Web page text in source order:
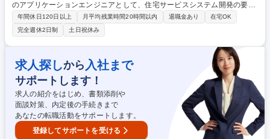
のアプリケーションエンジニアとして、住宅サービスシステム開発の要件
定義からお任せ予定です。 【当社について】https://www.witc.co.jp/si-c/
・大学向けシステム開発 ・医療向けパッケージソフト開発 ・倉庫管理シ
ステム開発 【言語/環境】C、C++、Android、Simulink、Linux、Postgre
SQL、Shell、 Python、AWS、Windows、Java、Ｃ＃、Spring、ORACL
E、SQLServer、ASP、JavaScript、HTML、XML、SQL、PL/SQL、VB.
NET 募集職種 N【オープンポジション/ITエンジニア】転職回数不問★プ
ライム上場★WEB面接可
年間休日120日以上 月平均残業時間20時間以内 退職金あり
在宅OK
完全週休2日制
土日祝休み
求人探しから 入社まで
サポートします！
求人の紹介をはじめ、書類添削や
面談対策、内定後の手続きまで
あなたの転職活動をサポートします。
登録してサポートを受ける